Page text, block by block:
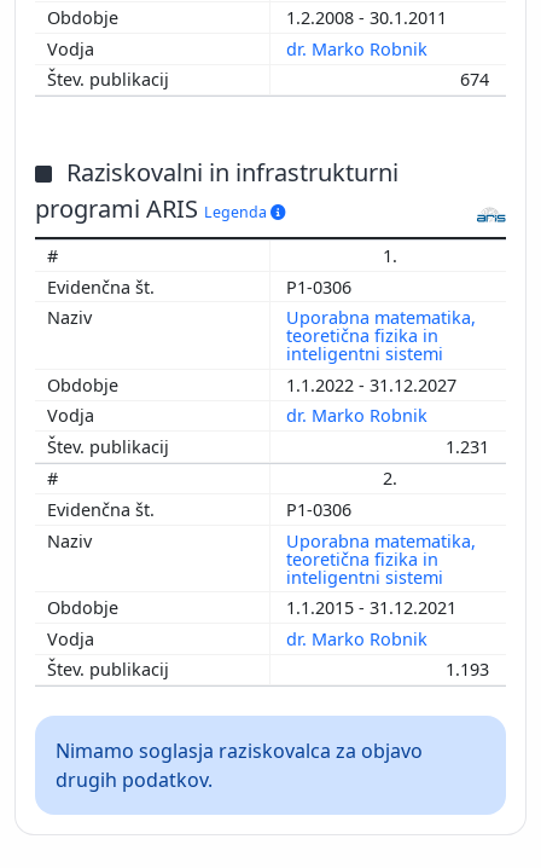
1.2.2008 - 30.1.2011
dr. Marko Robnik
674
Raziskovalni in infrastrukturni
programi ARIS Legenda
1.
P1-0306
Uporabna matematika,
teoretična fizika in
inteligentni sistemi
1.1.2022 - 31.12.2027
dr. Marko Robnik
1.231
2.
P1-0306
Uporabna matematika,
teoretična fizika in
inteligentni sistemi
1.1.2015 - 31.12.2021
dr. Marko Robnik
1.193
Nimamo soglasja raziskovalca za objavo
drugih podatkov.